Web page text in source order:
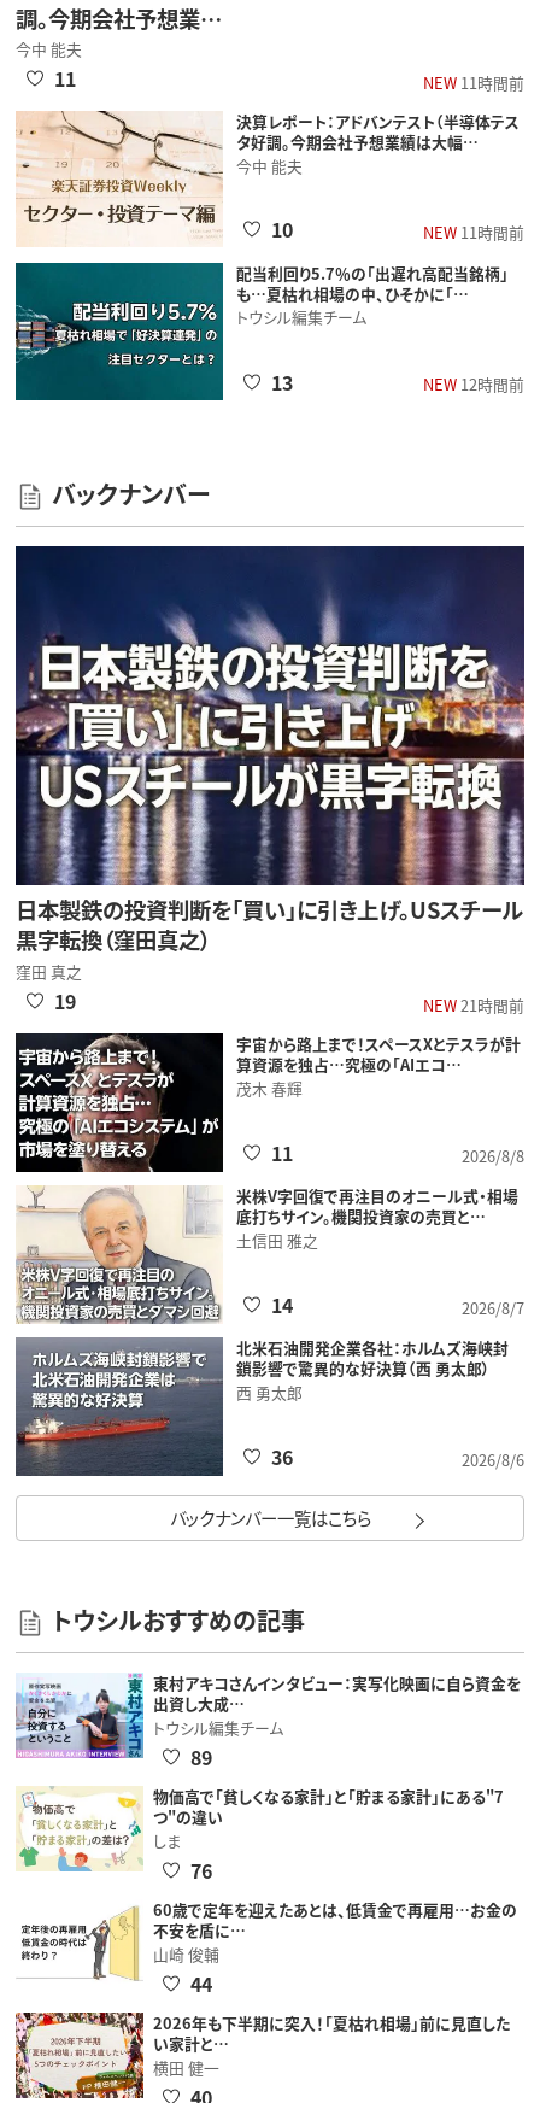
調。今期会社予想業…
今中 能夫
NEW11時間前
11
決算レポート：アドバンテスト（半導体テス
タ好調。今期会社予想業績は大幅…
今中 能夫
NEW11時間前
10
配当利回り5.7％の「出遅れ高配当銘柄」
も…夏枯れ相場の中、ひそかに「…
トウシル編集チーム
NEW12時間前
13
バックナンバー
日本製鉄の投資判断を「買い」に引き上げ。USスチール
黒字転換（窪田真之）
窪田 真之
NEW21時間前
19
宇宙から路上まで！スペースXとテスラが計
算資源を独占…究極の「AIエコ…
茂木 春輝
2026/8/8
11
米株V字回復で再注目のオニール式・相場
底打ちサイン。機関投資家の売買と…
土信田 雅之
2026/8/7
14
北米石油開発企業各社：ホルムズ海峡封
鎖影響で驚異的な好決算（西 勇太郎）
西 勇太郎
2026/8/6
36
バックナンバー一覧はこちら
トウシルおすすめの記事
東村アキコさんインタビュー：実写化映画に自ら資金を
出資し大成…
トウシル編集チーム
89
物価高で「貧しくなる家計」と「貯まる家計」にある"7
つ"の違い
しま
76
60歳で定年を迎えたあとは、低賃金で再雇用…お金の
不安を盾に…
山崎 俊輔
44
2026年も下半期に突入！「夏枯れ相場」前に見直した
い家計と…
横田 健一